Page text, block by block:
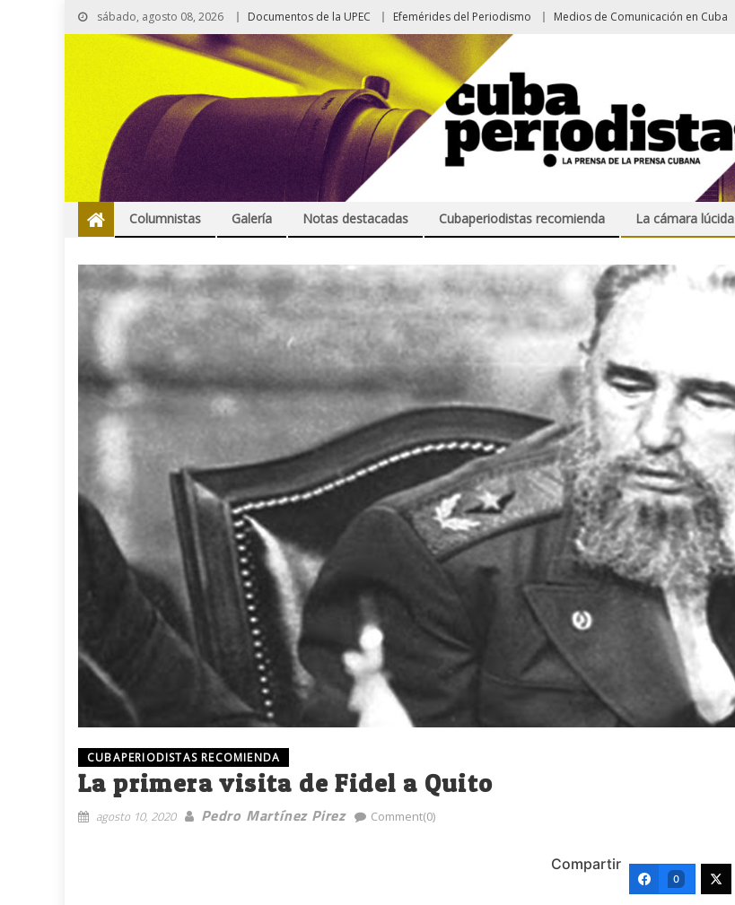
sábado, agosto 08, 2026 Documentos de la UPEC Efemérides del Periodismo Medios de Comunicación en Cuba
Columnistas Galería Notas destacadas Cubaperiodistas recomienda La cámara lúcida
CUBAPERIODISTAS RECOMIENDA
La primera visita de Fidel a Quito
agosto 10, 2020 Pedro Martínez Pirez Comment(0)
Compartir
0